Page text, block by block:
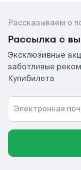
Рассказываем о
Рассылка с
Эксклюзивные
заботливые
Купибилета
Электронная